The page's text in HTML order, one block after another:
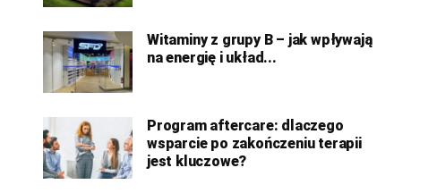
Witaminy z grupy B – jak wpływają
na energię i układ...
Program aftercare: dlaczego
wsparcie po zakończeniu terapii
jest kluczowe?